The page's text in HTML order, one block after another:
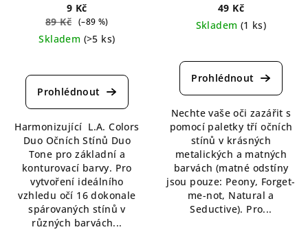
9 Kč
89 Kč (–89 %)
Skladem (>5 ks)
hodnocení
produktu
z
5
hvězdiček.
Harmonizující L.A. Colors
Duo Očních Stínů Duo
Tone pro základní a
konturovací barvy. Pro
vytvoření ideálního
vzhledu očí 16 dokonale
spárovaných stínů v
různých barvách...
49 Kč
Skladem (1 ks)
hodnocení
produktu
z
5
hvězdiček.
Nechte vaše oči zazářit s
pomocí paletky tří očních
stínů v krásných
metalických a matných
barvách (matné odstíny
jsou pouze: Peony, Forget-
me-not, Natural a
Seductive). Pro...